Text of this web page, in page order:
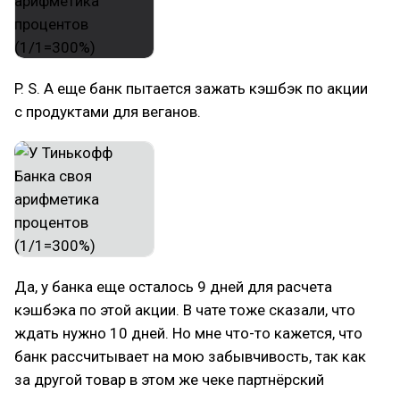
P. S. А еще банк пытается зажать кэшбэк по акции
с продуктами для веганов.
Да, у банка еще осталось 9 дней для расчета
кэшбэка по этой акции. В чате тоже сказали, что
ждать нужно 10 дней. Но мне что-то кажется, что
банк рассчитывает на мою забывчивость, так как
за другой товар в этом же чеке партнёрский